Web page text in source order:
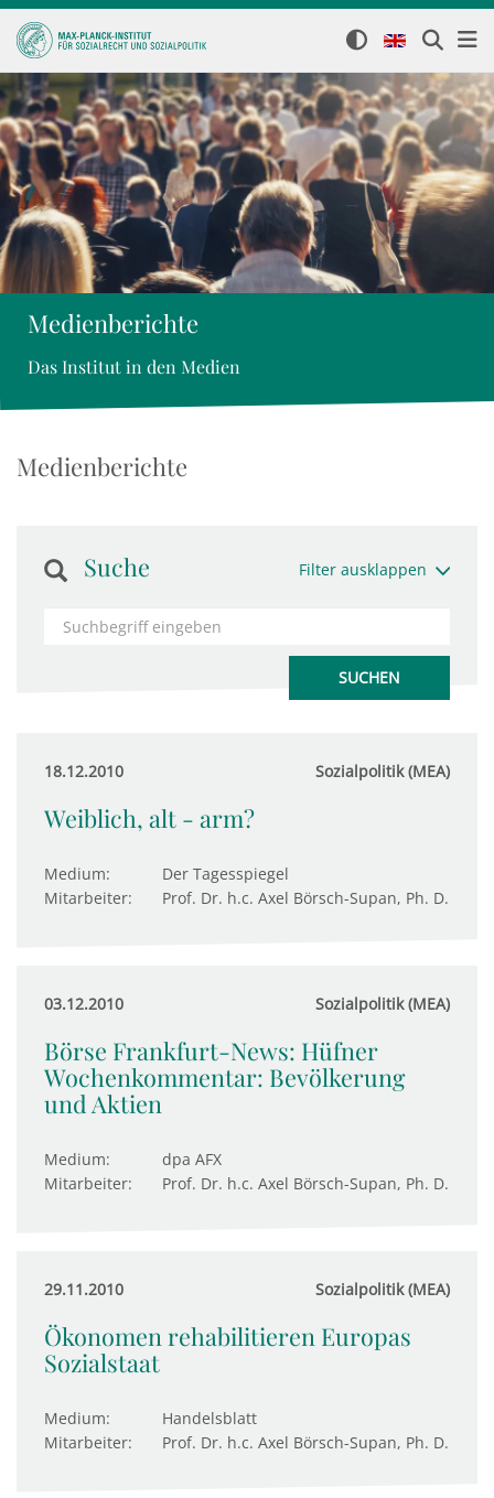
Medienberichte
Das Institut in den Medien
Medienberichte
Suche Filter ausklappen
18.12.2010 Sozialpolitik (MEA)
Weiblich, alt - arm?
Medium:
Der Tagesspiegel
Mitarbeiter:
Prof. Dr. h.c. Axel Börsch-Supan, Ph. D.
03.12.2010 Sozialpolitik (MEA)
Börse Frankfurt-News: Hüfner
Wochenkommentar: Bevölkerung
und Aktien
Medium:
dpa AFX
Mitarbeiter:
Prof. Dr. h.c. Axel Börsch-Supan, Ph. D.
29.11.2010 Sozialpolitik (MEA)
Ökonomen rehabilitieren Europas
Sozialstaat
Medium:
Handelsblatt
Mitarbeiter:
Prof. Dr. h.c. Axel Börsch-Supan, Ph. D.